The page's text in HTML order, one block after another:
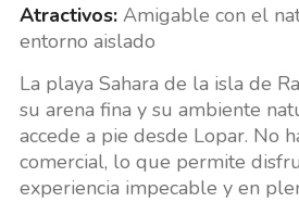
Atractivos:Amigable con el
entorno aislado
La playa Sahara de la isla de
su arena fina y su ambiente
accede a pie desde Lopar. No
comercial, lo que permite
experiencia impecable y en